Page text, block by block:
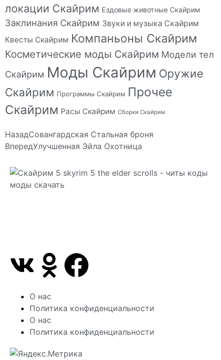
локации Скайрим Ездовые животные Скайрим
Заклинания Скайрим Звуки и музыка Скайрим
Квесты Скайрим Компаньоны Скайрим
Косметические моды Скайрим Модели тел
Скайрим Моды Скайрим Оружие
Скайрим Программы Скайрим Прочее
Скайрим Расы Скайрим Сборки Скайрим
НазадСовангардская Стальная броня
ВпередУлучшенная Эйла Охотница
О нас
Политика конфиденциальности
О нас
Политика конфиденциальности